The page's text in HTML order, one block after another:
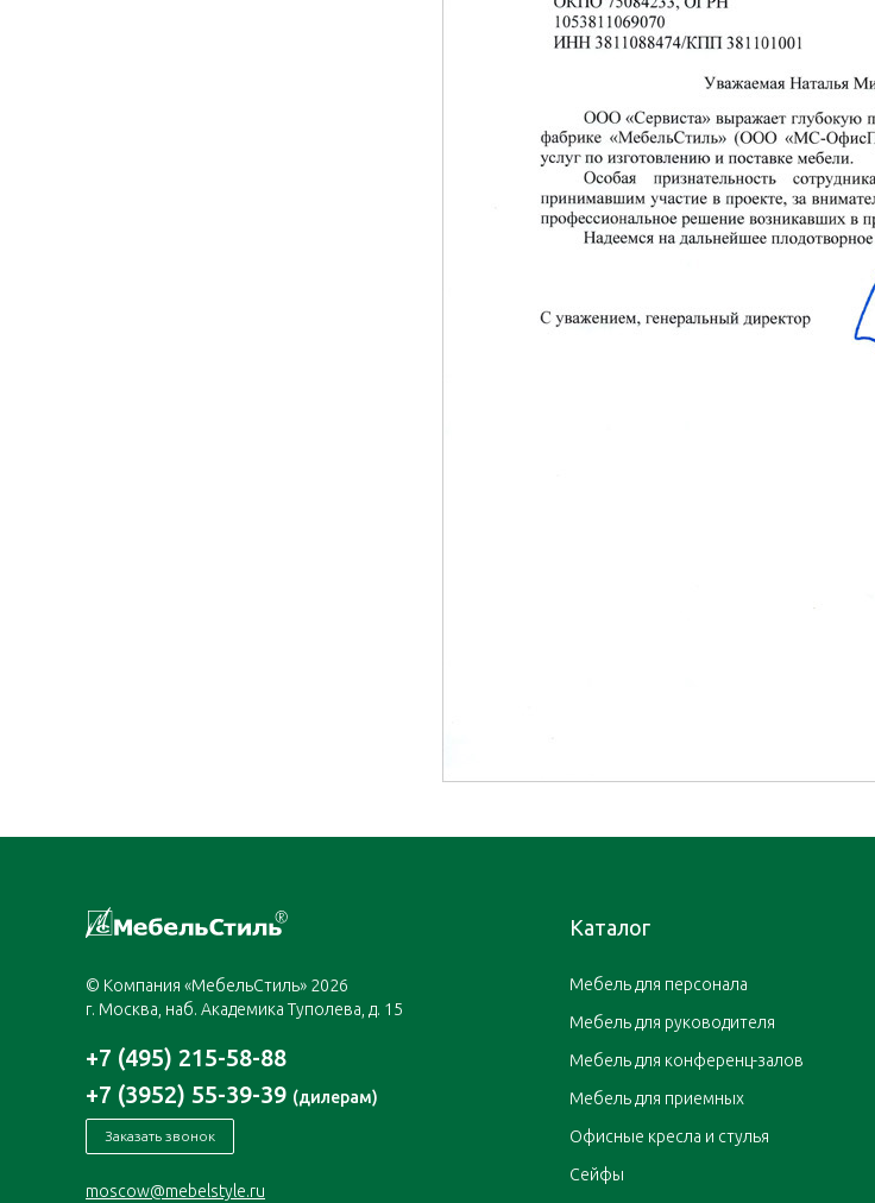
© Компания «МебельСтиль» 2026
г. Москва, наб. Академика Туполева, д. 15
+7 (495) 215-58-88
+7 (3952) 55-39-39 (дилерам)
Заказать звонок
moscow@mebelstyle.ru
Каталог
Мебель для персонала
Мебель для руководителя
Мебель для конференц-залов
Мебель для приемных
Офисные кресла и стулья
Сейфы